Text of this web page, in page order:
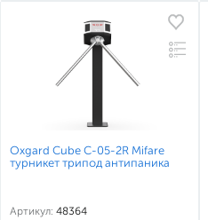
Oxgard Cube C-05-2R Mifare
турникет трипод антипаника
Артикул: 48364